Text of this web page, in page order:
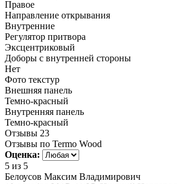
Правое
Направление открывания
Внутренние
Регулятор притвора
Эксцентриковый
Доборы с внутренней стороны
Нет
Фото текстур
Внешняя панель
Темно-красный
Внутренняя панель
Темно-красный
Отзывы 23
Отзывы по Termo Wood
Оценка:
5 из 5
Белоусов Максим Владимирович